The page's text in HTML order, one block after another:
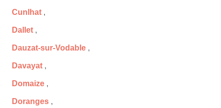
Cunlhat ,
Dallet ,
Dauzat-sur-Vodable ,
Davayat ,
Domaize ,
Doranges ,